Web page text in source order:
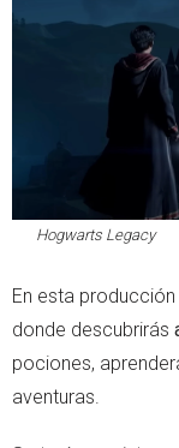
Hogwarts Legacy
En esta
donde descubrirás
pociones,
aventuras.